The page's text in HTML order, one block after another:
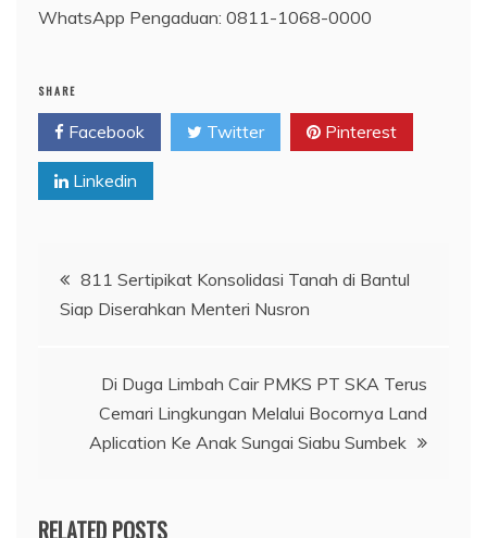
WhatsApp Pengaduan: 0811-1068-0000
SHARE
Facebook Twitter Pinterest
Linkedin
Navigasi
pos
811 Sertipikat Konsolidasi Tanah di Bantul
Siap Diserahkan Menteri Nusron
Di Duga Limbah Cair PMKS PT SKA Terus
Cemari Lingkungan Melalui Bocornya Land
Aplication Ke Anak Sungai Siabu Sumbek
RELATED POSTS